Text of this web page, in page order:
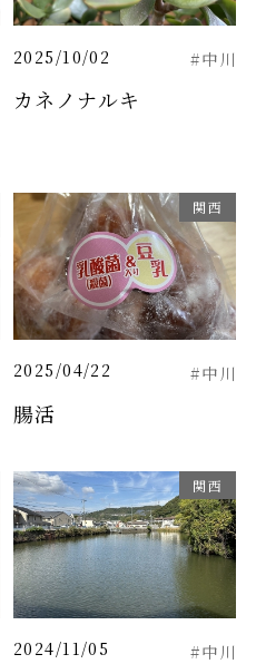
2025/10/02 #中川
カネノナルキ
関西
2025/04/22 #中川
腸活
関西
2024/11/05 #中川